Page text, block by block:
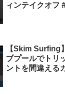
ィンテイクオフ
【Skim Surfing
ブプールでトリ
ントを間違え